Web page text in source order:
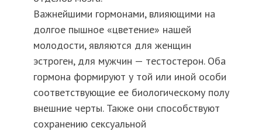
Важнейшими гормонами, влияющими на
долгое пышное «цветение» нашей
молодости, являются для женщин
эстроген, для мужчин — тестостерон. Оба
гормона формируют у той или иной особи
соответствующие ее биологическому полу
внешние черты. Также они способствуют
сохранению сексуальной